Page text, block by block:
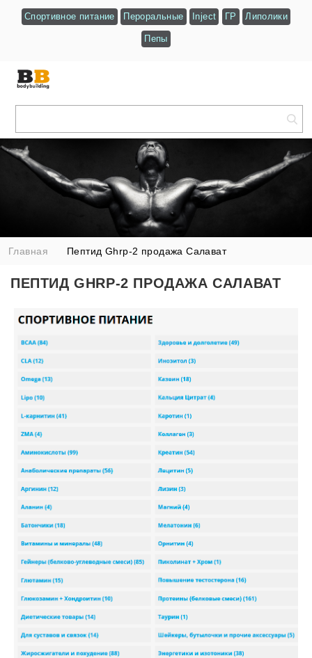
Спортивное питание Пероральные Inject ГР Липолики
Пепы
Главная Пептид Ghrp-2 продажа Салават
ПЕПТИД GHRP-2 ПРОДАЖА САЛАВАТ